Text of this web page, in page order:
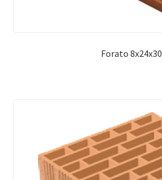
Forato 8x24x30